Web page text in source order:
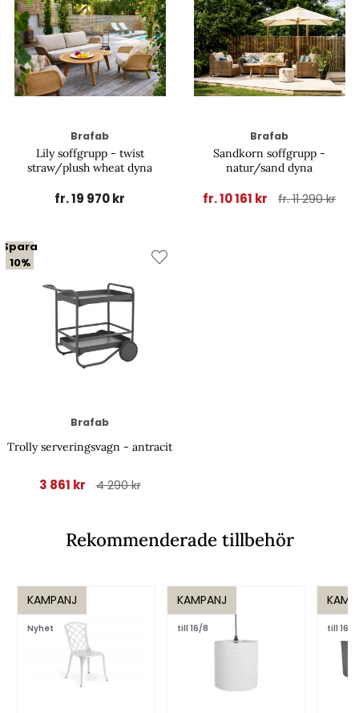
Brafab
Lily soffgrupp - twist
straw/plush wheat dyna
fr. 19 970 kr
Brafab
Sandkorn soffgrupp -
natur/sand dyna
fr. 10 161 kr fr. 11 290 kr
Spara
10%
Brafab
Trolly serveringsvagn - antracit
3 861 kr 4 290 kr
Rekommenderade tillbehör
KAMPANJ
Nyhet
KAMPANJ
till 16/8 till 16/8